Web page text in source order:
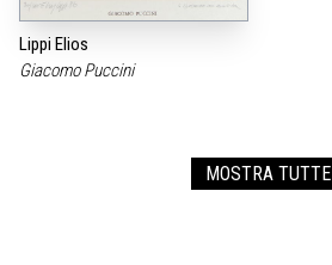
Lippi Elios
Giacomo Puccini
MOSTRA TUTTE